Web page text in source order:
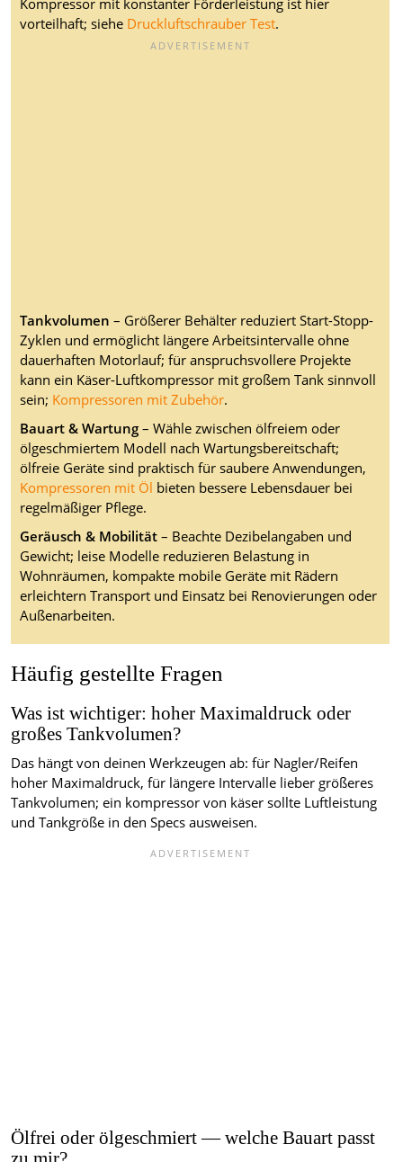
Kompressor mit konstanter Förderleistung ist hier
vorteilhaft; siehe Druckluftschrauber Test.
Tankvolumen – Größerer Behälter reduziert Start-Stopp-
Zyklen und ermöglicht längere Arbeitsintervalle ohne
dauerhaften Motorlauf; für anspruchsvollere Projekte
kann ein Käser-Luftkompressor mit großem Tank sinnvoll
sein; Kompressoren mit Zubehör.
Bauart & Wartung– Wähle zwischen ölfreiem oder
ölgeschmiertem Modell nach Wartungsbereitschaft;
ölfreie Geräte sind praktisch für saubere Anwendungen,
Kompressoren mit Öl bieten bessere Lebensdauer bei
regelmäßiger Pflege.
Geräusch & Mobilität– Beachte Dezibelangaben und
Gewicht; leise Modelle reduzieren Belastung in
Wohnräumen, kompakte mobile Geräte mit Rädern
erleichtern Transport und Einsatz bei Renovierungen oder
Außenarbeiten.
Häufig gestellte Fragen
Was ist wichtiger: hoher Maximaldruck oder
großes Tankvolumen?
Das hängt von deinen Werkzeugen ab: für Nagler/Reifen
hoher Maximaldruck, für längere Intervalle lieber größeres
Tankvolumen; ein kompressor von käser sollte Luftleistung
und Tankgröße in den Specs ausweisen.
Ölfrei oder ölgeschmiert — welche Bauart passt